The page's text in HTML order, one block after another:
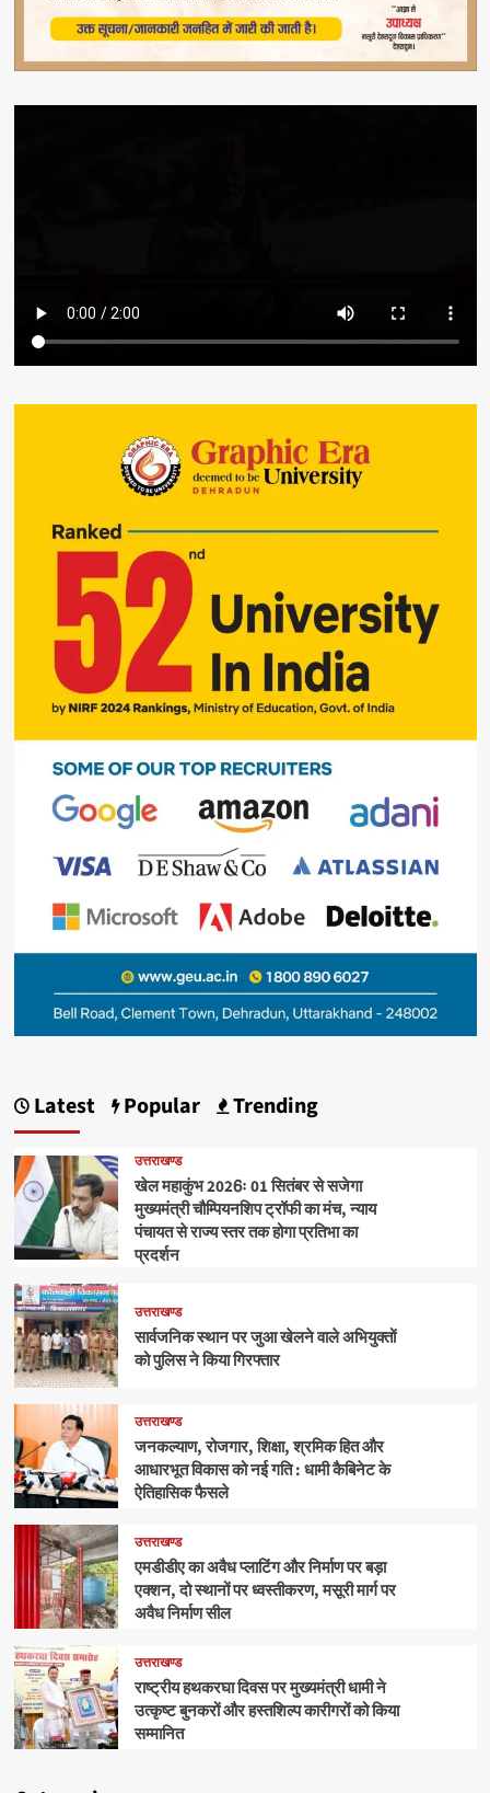
Latest Popular Trending
उत्तराखण्ड
खेल महाकुंभ 2026ः 01 सितंबर से सजेगा
मुख्यमंत्री चौम्पियनशिप ट्रॉफी का मंच, न्याय
पंचायत से राज्य स्तर तक होगा प्रतिभा का
प्रदर्शन
उत्तराखण्ड
सार्वजनिक स्थान पर जुआ खेलने वाले अभियुक्तों
को पुलिस ने किया गिरफ्तार
उत्तराखण्ड
जनकल्याण, रोजगार, शिक्षा, श्रमिक हित और
आधारभूत विकास को नई गति : धामी कैबिनेट के
ऐतिहासिक फैसले
उत्तराखण्ड
एमडीडीए का अवैध प्लाटिंग और निर्माण पर बड़ा
एक्शन, दो स्थानों पर ध्वस्तीकरण, मसूरी मार्ग पर
अवैध निर्माण सील
उत्तराखण्ड
राष्ट्रीय हथकरघा दिवस पर मुख्यमंत्री धामी ने
उत्कृष्ट बुनकरों और हस्तशिल्प कारीगरों को किया
सम्मानित